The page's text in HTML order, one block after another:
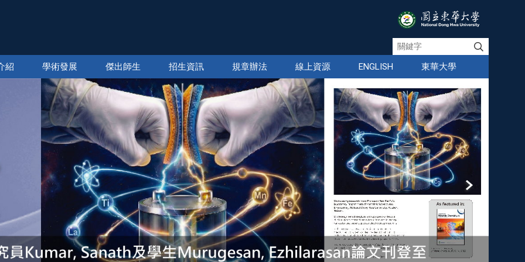
紹 學術發展 傑出師生 招生資訊 規章辦法 線上資源 ENGLISH 東華大學